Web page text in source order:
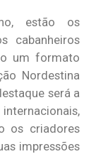
estão os
cabanheiros
um formato
Nordestina
será a
os criadores
impressões